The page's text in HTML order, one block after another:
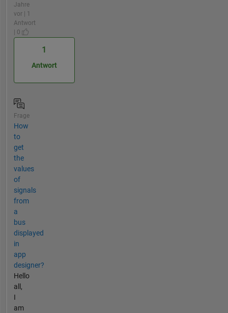
Jahre
vor | 1
Antwort
| 0
1
Antwort
Frage
How
to
get
the
values
of
signals
from
a
bus
displayed
in
app
designer?
Hello
all,
I
am